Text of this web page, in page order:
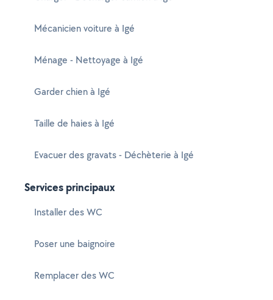
Mécanicien voiture à Igé
Ménage - Nettoyage à Igé
Garder chien à Igé
Taille de haies à Igé
Evacuer des gravats - Déchèterie à Igé
Services principaux
Installer des WC
Poser une baignoire
Remplacer des WC